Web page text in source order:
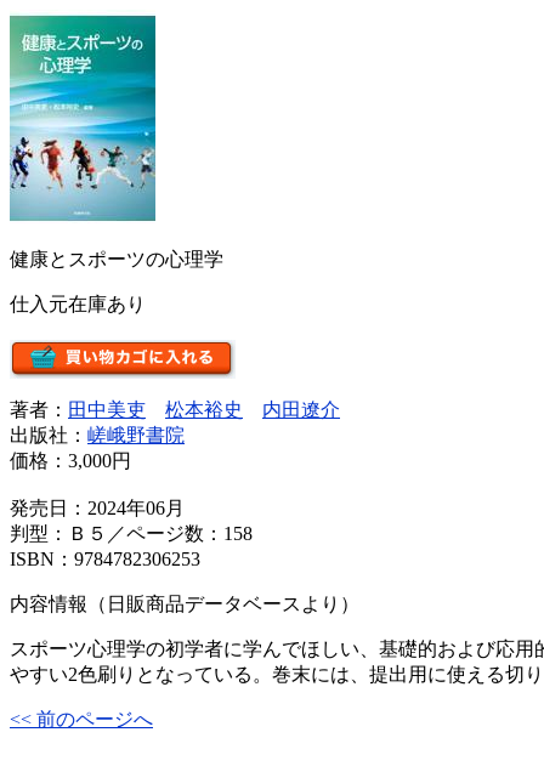
健康とスポーツの心理学
仕入元在庫あり
著者： 田中美吏 松本裕史
内田遼介
出版社： 嵯峨野書院
価格： 3,000円
発売日：2024年06月
判型：Ｂ５／ページ数：158
ISBN：9784782306253
内容情報（日販商品データベースより）
スポーツ心理学の初学者に学んでほしい、基礎的および応
やすい2色刷りとなっている。巻末には、提出用に使える切
<< 前のページへ